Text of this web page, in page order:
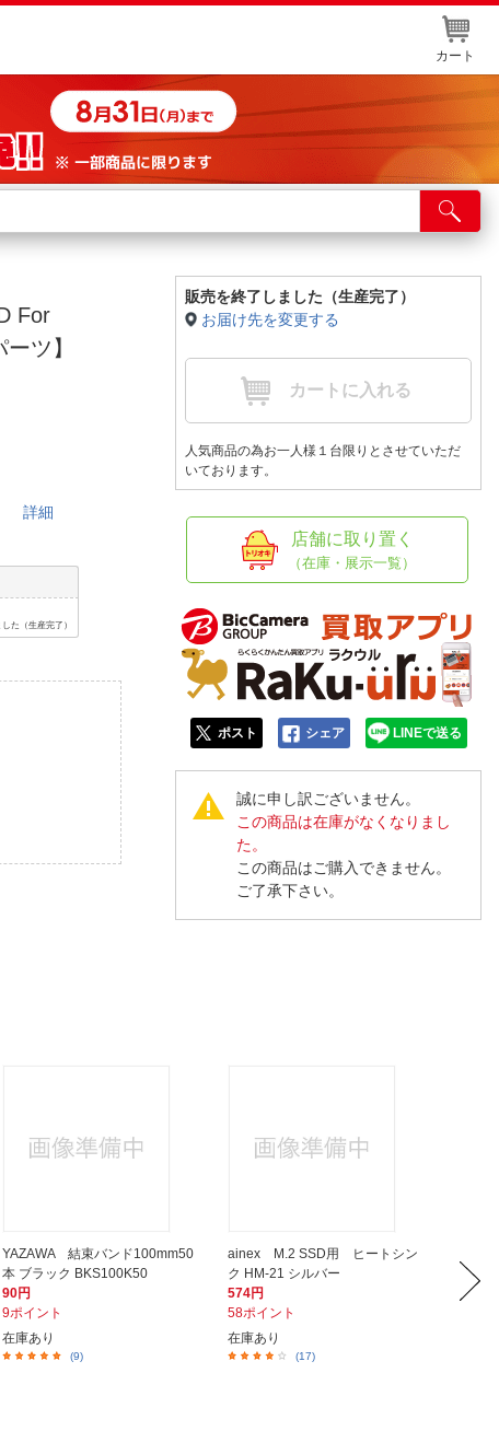
カート
舗サービス
ット取り置き
舗情報・店舗一覧
For
ツ】
」詳細
た（生産完了）
販売を終了しました（生産完了）
お届け先を変更する
カートに入れる
人気商品の為お一人様１台限りとさせていただ
いております。
店舗に取り置く
（在庫・展示一覧）
ポスト シェア LINEで送る
誠に申し訳ございません。
この商品は在庫がなくなりまし
た。
この商品はご購入できません。
ご了承下さい。
YAZAWA 結束バンド100mm50
本 ブラック BKS100K50
90円
9ポイント
在庫あり
(9)
ainex M.2 SSD用 ヒートシン
ク HM-21 シルバー
574円
58ポイント
在庫あり
(17)
ト
1,580円